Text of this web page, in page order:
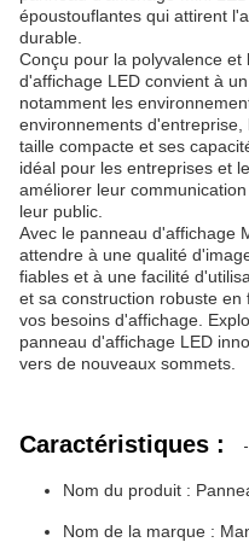
époustouflantes qui attirent
durable.
Conçu pour la polyvalence
d'affichage LED convient à
notamment les
environnements
taille compacte et ses
idéal pour les entreprises et
améliorer leur
leur public.
Avec le panneau d'affichage
attendre à une qualité
fiables et à une facilité
et sa construction robuste
vos besoins d'affichage.
panneau d'affichage LED
vers de nouveaux sommets.
Caractéristiques :
Nom du produit :
Nom de la marque :